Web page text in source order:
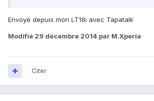
Envoyé depuis mon LT18i avec Tapatalk
Modifié 29 décembre 2014 par M.Xperia
Citer